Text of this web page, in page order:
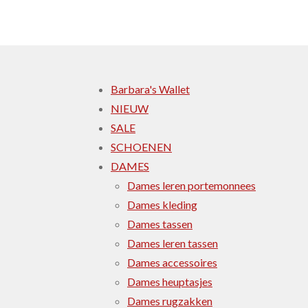
Barbara's Wallet
NIEUW
SALE
SCHOENEN
DAMES
Dames leren portemonnees
Dames kleding
Dames tassen
Dames leren tassen
Dames accessoires
Dames heuptasjes
Dames rugzakken